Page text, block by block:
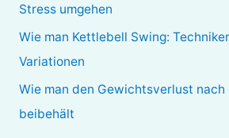
Stress umgehen
Wie man Kettlebell Swing:
Variationen
Wie man den Gewichtsverlust nach
beibehält